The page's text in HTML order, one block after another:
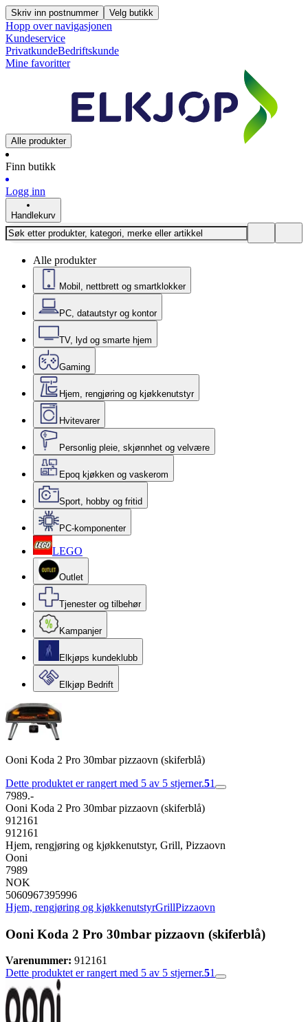
Skriv inn postnummer Velg butikk
Hopp over navigasjonen
Kundeservice
PrivatkundeBedriftskunde
Mine favoritter
Alle produkter
Finn butikk
Logg inn
Handlekurv
Alle produkter
Mobil, nettbrett og smartklokker
PC, datautstyr og kontor
TV, lyd og smarte hjem
Gaming
Hjem, rengjøring og kjøkkenutstyr
Hvitevarer
Personlig pleie, skjønnhet og velvære
Epoq kjøkken og vaskerom
Sport, hobby og fritid
PC-komponenter
LEGO
Outlet
Tjenester og tilbehør
Kampanjer
Elkjøps kundeklubb
Elkjøp Bedrift
Ooni Koda 2 Pro 30mbar pizzaovn (skiferblå)
Dette produktet er rangert med 5 av 5 stjerner.51
7989.-
Ooni Koda 2 Pro 30mbar pizzaovn (skiferblå)
912161
912161
Hjem, rengjøring og kjøkkenutstyr, Grill, Pizzaovn
Ooni
7989
NOK
5060967395996
Hjem, rengjøring og kjøkkenutstyrGrillPizzaovn
Ooni Koda 2 Pro 30mbar pizzaovn (skiferblå)
Varenummer: 912161
Dette produktet er rangert med 5 av 5 stjerner.51